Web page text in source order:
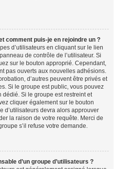
comment puis-je en rejoindre un ?
d’utilisateurs en cliquant sur le lien
de contrôle de l’utilisateur. Si
sur le bouton approprié. Cependant,
pas ouverts aux nouvelles adhésions.
d’autres peuvent être privés et
Si le groupe est public, vous pouvez
Si le groupe est restreint et
cliquer également sur le bouton
d’utilisateurs devra alors approuver
la raison de votre requête. Merci de
s’il refuse votre demande.
d’un groupe d’utilisateurs ?